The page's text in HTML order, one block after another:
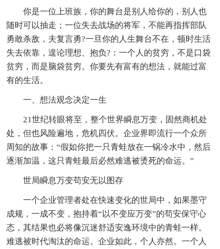
你是一位上班族，你的舞台是别人给你的，别人也
随时可以抽走；一位失去战场的将军，不能再指挥部队
勇敢杀敌，夫复言勇?一旦你的人生舞台不在，顿时生活
失去依靠，遑论理想、抱负?：一个人的贫穷，不是口袋
贫穷，而是脑袋贫穷。你要先有富有的想法，就能过富
有的生活。
一、想法观念决定一生
21世纪转眼将至，整个世界瞬息万变，固然商机处
处，但也风险遍地，危机四伏。企业界即流行一个众所
周知的故事：“假如你把一只青蛙放在一锅冷水中，然后
逐渐加温，这只青蛙最后必然难逃被烫死的命运。”
世局瞬息万变苟安无以图存
一个企业管理者处在快速变化的世局中，如果墨守
成规，一成不变，抱持着“以不变应万变”的苟安保守心
态，其结果也必将像沉迷舒适安逸环境中的青蛙一样。
难逃被时代淘汰的命运。企业如此，个人亦然。一个人